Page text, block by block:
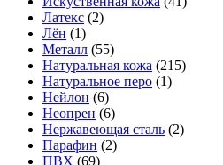
Латекс (2)
Лён (1)
Металл (55)
Натуральная кожа (215)
Натуральное перо (1)
Нейлон (6)
Неопрен (6)
Нержавеющая сталь (2)
Парафин (2)
ПВХ (69)